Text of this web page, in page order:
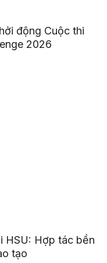
động Cuộc thi
2026
HSU: Hợp tác bền
tạo